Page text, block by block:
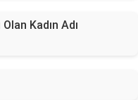
Kadın Adı